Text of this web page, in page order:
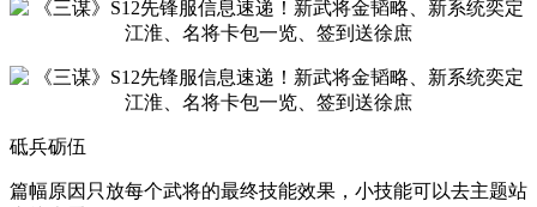
砥兵砺伍
篇幅原因只放每个武将的最终技能效果，小技能可以去主题站